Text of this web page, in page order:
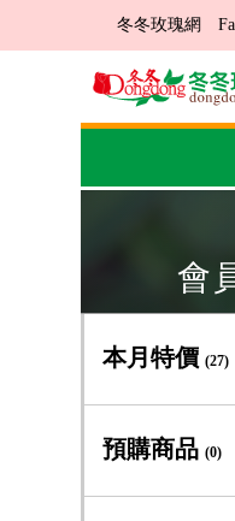
冬冬玫瑰網
會
本月特價(27)
預購商品(0)